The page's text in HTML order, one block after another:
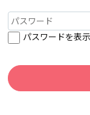
パスワードを表